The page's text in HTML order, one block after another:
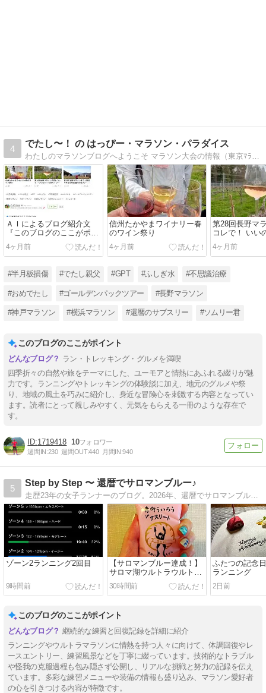
4
でたし〜！ の はっぴー・マラソン・パラダイス
ＡＩによるブログ紹介文
『このブログのここがポイ
ント』
4ヶ月前
信州たかやまワイナリー春
のワイン祭り
4ヶ月前
第28回長野マ
コレで！ いい
で？ いいんだ
4ヶ月前
#半月板損傷 #でたし親父 #GPT #ふしぎ水 #不思議治療
#おめでたし #ゴールデンパックツアー #長野マラソン
#神戸マラソン #横浜マラソン #還暦のサブスリー #ソムリー君
このブログのここがポイント
ラン・トレッキング・グルメを満喫
四季折々の自然や旅をテーマにした、ユーモアと情熱にあふれる綴りが魅
力です。ランニングやトレッキングの体験談に加え、地元のグルメや祭
り、地域の風土を巧みに紹介し、身近な冒険心を刺激する内容となってい
ます。読者にとって親しみやすく、元気をもらえる一冊のような存在で
す。
1719418 10
週間IN:230 週間OUT:440 月間IN:940
5
Step by Step 〜 還暦でサロマンブルー♪
走歴23年の女子ランナーのブログ。2026年、還暦でサロマンブルー達成しました。マラソンへの挑戦はまだまだ続きます。応援してください。
ゾーン2ランニング2回目
9時間前
【サロマンブルー達成！】
サロマ湖ウルトラウルトラ
2026完走記 〜 レース編
（70kmまで）
30時間前
ふたつの記念
ランニング
2日前
このブログのここがポイント
継続的な練習と回復記録を詳細に紹介
ランニングやウルトラマラソンに情熱を持つ人々に向けて、体調回復やレ
ースエントリー、練習風景などを丁寧に綴っています。技術的なトラブル
や怪我の克服過程も包み隠さず公開し、リアルな挑戦と努力の記録を伝え
ています。多彩な練習メニューや装備の情報も盛り込み、マラソン愛好者
の心を引きつける内容が特徴です。